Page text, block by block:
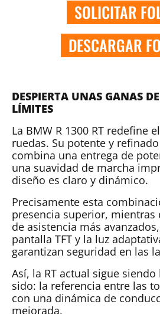
SOLICITAR
DESCARGAR
DESPIERTA UNAS GANAS
LÍMITES
La BMW R 1300 RT redefine
ruedas. Su potente y
combina una entrega de
una suavidad de marcha
diseño es claro y dinámico.
Precisamente esta
presencia superior, mientras
de asistencia más
pantalla TFT y la luz
garantizan seguridad en las
Así, la RT actual sigue
sido: la referencia entre las
con una dinámica de
mejorada.